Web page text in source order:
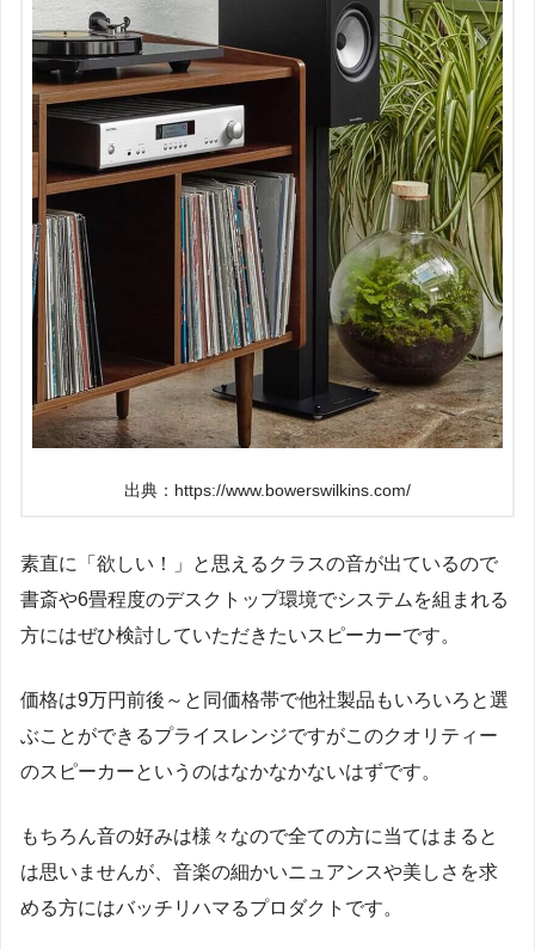
出典：https://www.bowerswilkins.com/
素直に「欲しい！」と思えるクラスの音が出ているので
書斎や6畳程度のデスクトップ環境でシステムを組まれる
方にはぜひ検討していただきたいスピーカーです。
価格は9万円前後～と同価格帯で他社製品もいろいろと選
ぶことができるプライスレンジですがこのクオリティー
のスピーカーというのはなかなかないはずです。
もちろん音の好みは様々なので全ての方に当てはまると
は思いませんが、音楽の細かいニュアンスや美しさを求
める方にはバッチリハマるプロダクトです。